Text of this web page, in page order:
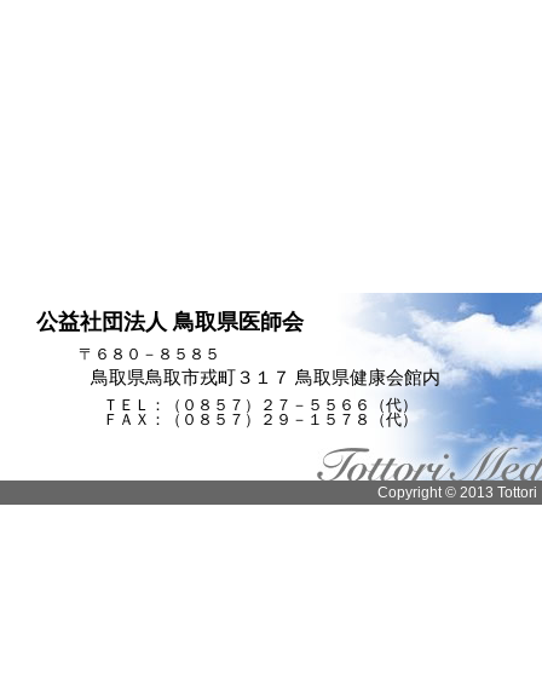
公益社団法人 鳥取県医師会
〒６８０－８５８５
鳥取県鳥取市戎町３１７ 鳥取県健康会館内
ＴＥＬ：（０８５７）２７－５５６６（代）
ＦＡＸ：（０８５７）２９－１５７８（代）
Copyright © 2013 Tottori